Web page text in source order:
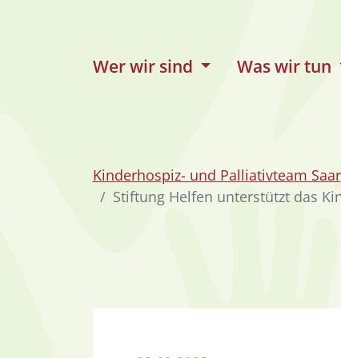
Wer wir sind Was wir tun
Kinderhospiz- und Palliativteam Saar
Stiftung Helfen unterstützt das